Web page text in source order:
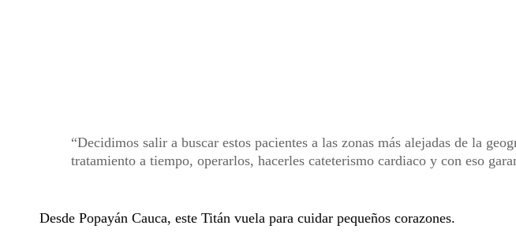
Decidimos salir a buscar estos pacientes a las zonas más alejadas de la
tratamiento a tiempo, operarlos, hacerles cateterismo cardiaco y con eso
Desde Popayán Cauca, este Titán vuela para cuidar pequeños corazones.